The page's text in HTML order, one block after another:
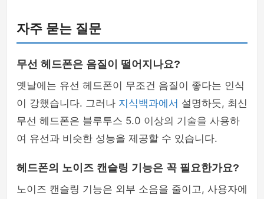
자주 묻는 질문
무선 헤드폰은 음질이 떨어지나요?
옛날에는 유선 헤드폰이 무조건 음질이 좋다는 인식
이 강했습니다. 그러나 지식백과에서 설명하듯, 최신
무선 헤드폰은 블루투스 5.0 이상의 기술을 사용하
여 유선과 비슷한 성능을 제공할 수 있습니다.
헤드폰의 노이즈 캔슬링 기능은 꼭 필요한가요?
노이즈 캔슬링 기능은 외부 소음을 줄이고, 사용자에